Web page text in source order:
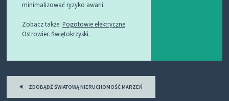
minimalizować ryzyko awarii.
Zobacz także: Pogotowie elektryczne
Ostrowiec Świętokrzyski.
Post
navigation
ZDOBĄDŹ ŚWIATOWĄ NIERUCHOMOŚĆ MARZEŃ